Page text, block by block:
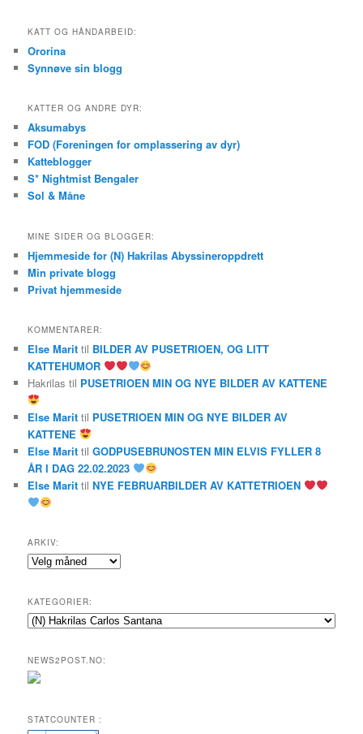
KATT OG HÅNDARBEID:
Ororina
Synnøve sin blogg
KATTER OG ANDRE DYR:
Aksumabys
FOD (Foreningen for omplassering av dyr)
Katteblogger
S* Nightmist Bengaler
Sol & Måne
MINE SIDER OG BLOGGER:
Hjemmeside for (N) Hakrilas Abyssineroppdrett
Min private blogg
Privat hjemmeside
KOMMENTARER:
Else Marit til BILDER AV PUSETRIOEN, OG LITT
KATTEHUMOR
Hakrilas til PUSETRIOEN MIN OG NYE BILDER AV KATTENE
Else Marit til PUSETRIOEN MIN OG NYE BILDER AV
KATTENE
Else Marit tilGODPUSEBRUNOSTEN MIN ELVIS FYLLER 8
ÅR I DAG 22.02.2023
Else Marit tilNYE FEBRUARBILDER AV KATTETRIOEN
ARKIV:
Arkiv:
KATEGORIER:
Kategorier:
NEWS2POST.NO:
STATCOUNTER :